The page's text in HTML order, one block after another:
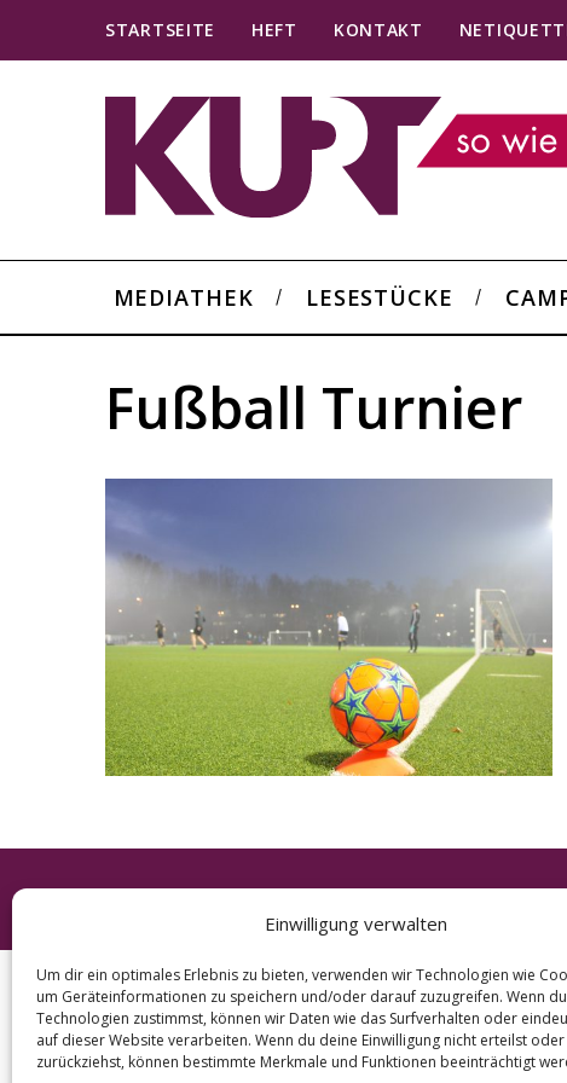
Einwilligung verwalten
Um dir ein optimales Erlebnis zu bieten, verwenden wir Technologien wie
um Geräteinformationen zu speichern und/oder darauf zuzugreifen. Wenn
Technologien zustimmst, können wir Daten wie das Surfverhalten oder
auf dieser Website verarbeiten. Wenn du deine Einwilligung nicht erteilst oder
zurückziehst, können bestimmte Merkmale und Funktionen beeinträchtigt
STARTSEITE HEFT KONTAKT
MEDIATHEK LESESTÜCKE
Fußball Turnier
a
r
c
h
o
r
: